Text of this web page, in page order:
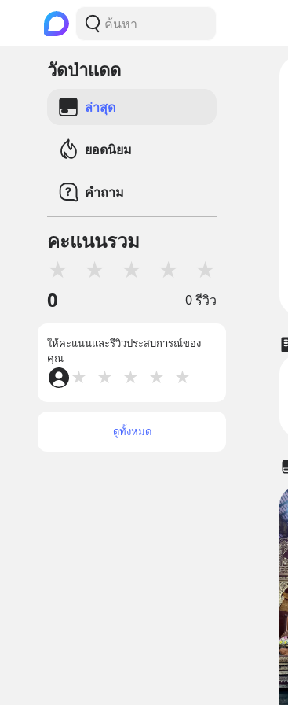
วัดป่าแดด
ล่าสุด
ยอดนิยม
คำถาม
คะแนนรวม
★ ★ ★ ★ ★
0 0 รีวิว
ให้คะแนนและรีวิวประสบการณ์ของ
คุณ
★ ★ ★ ★ ★
ดูทั้งหมด